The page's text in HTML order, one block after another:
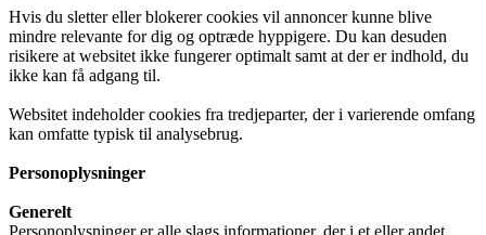
Hvis du sletter eller blokerer cookies vil annoncer kunne blive
mindre relevante for dig og optræde hyppigere. Du kan desuden
risikere at websitet ikke fungerer optimalt samt at der er indhold, du
ikke kan få adgang til.
Websitet indeholder cookies fra tredjeparter, der i varierende omfang
kan omfatte typisk til analysebrug.
Personoplysninger
Generelt
Personoplysninger er alle slags informationer, der i et eller andet